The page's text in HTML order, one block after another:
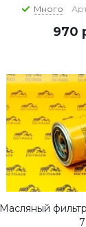
Много
970
Масляный